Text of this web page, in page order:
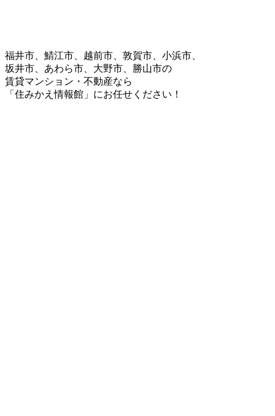
福井市、鯖江市、越前市、敦賀市、小浜市、
坂井市、あわら市、大野市、勝山市の
賃貸マンション・不動産なら
「住みかえ情報館」にお任せください！